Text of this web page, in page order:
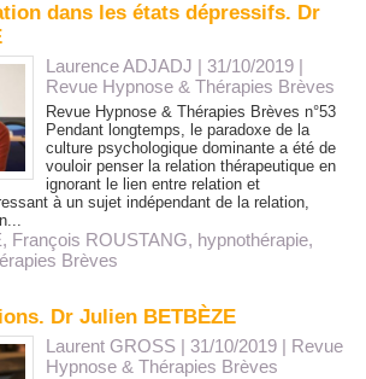
dans les états dépressifs. Dr
Laurence ADJADJ | 31/10/2019 |
Revue Hypnose & Thérapies Brèves
Revue Hypnose & Thérapies Brèves n°53
Pendant longtemps, le paradoxe de la
culture psychologique dominante a été de
vouloir penser la relation thérapeutique en
ignorant le lien entre relation et
à un sujet indépendant de la relation,
, François ROUSTANG, hypnothérapie,
Brèves
Dr Julien BETBÈZE
Laurent GROSS | 31/10/2019 | Revue
Hypnose & Thérapies Brèves